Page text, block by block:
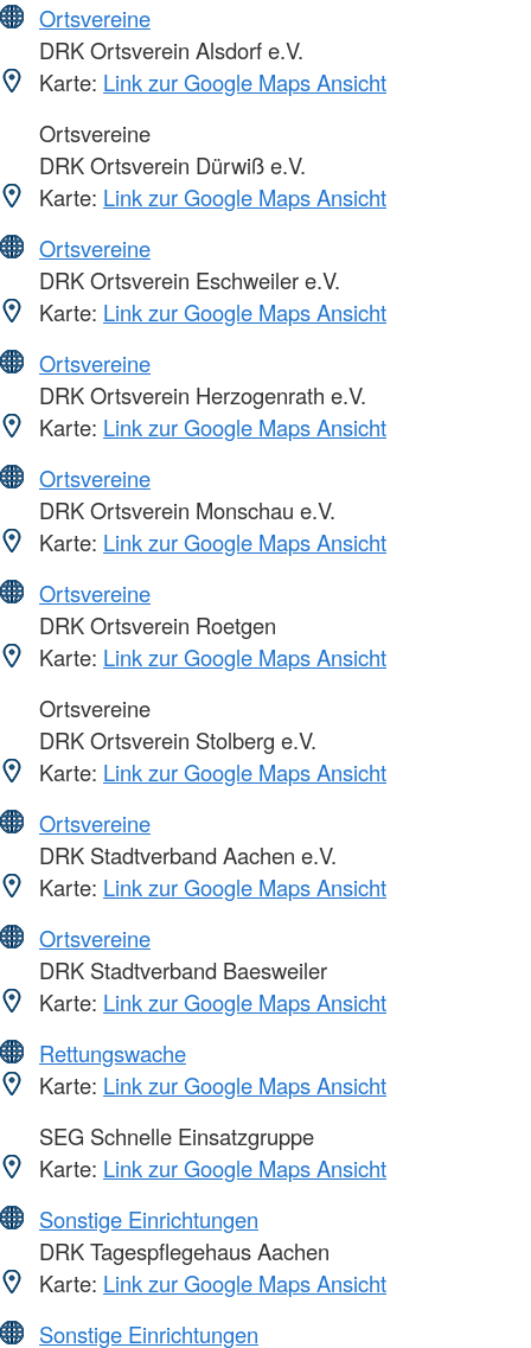
Ortsvereine
DRK Ortsverein Alsdorf e.V.
Karte: Link zur Google Maps Ansicht
Ortsvereine
DRK Ortsverein Dürwiß e.V.
Karte: Link zur Google Maps Ansicht
Ortsvereine
DRK Ortsverein Eschweiler e.V.
Karte: Link zur Google Maps Ansicht
Ortsvereine
DRK Ortsverein Herzogenrath e.V.
Karte: Link zur Google Maps Ansicht
Ortsvereine
DRK Ortsverein Monschau e.V.
Karte: Link zur Google Maps Ansicht
Ortsvereine
DRK Ortsverein Roetgen
Karte: Link zur Google Maps Ansicht
Ortsvereine
DRK Ortsverein Stolberg e.V.
Karte: Link zur Google Maps Ansicht
Ortsvereine
DRK Stadtverband Aachen e.V.
Karte: Link zur Google Maps Ansicht
Ortsvereine
DRK Stadtverband Baesweiler
Karte: Link zur Google Maps Ansicht
Rettungswache
Karte: Link zur Google Maps Ansicht
SEG Schnelle Einsatzgruppe
Karte: Link zur Google Maps Ansicht
Sonstige Einrichtungen
DRK Tagespflegehaus Aachen
Karte: Link zur Google Maps Ansicht
Sonstige Einrichtungen